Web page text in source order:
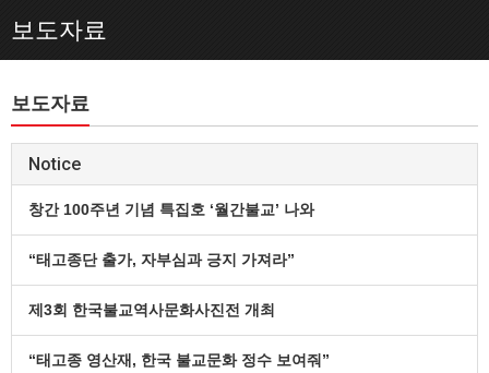
보도자료
보도자료
Notice
창간 100주년 기념 특집호 ‘월간불교’ 나와
“태고종단 출가, 자부심과 긍지 가져라”
제3회 한국불교역사문화사진전 개최
“태고종 영산재, 한국 불교문화 정수 보여줘”